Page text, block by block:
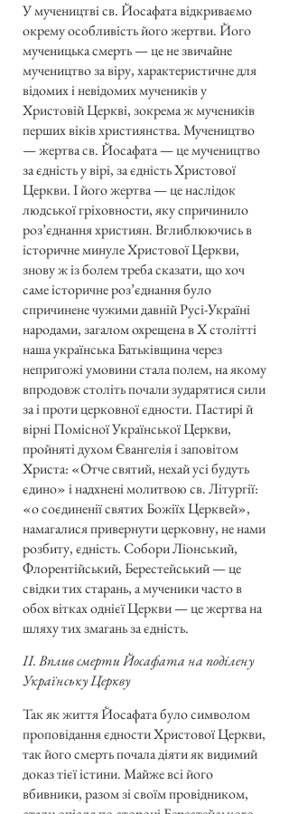
У мучеництві св. Йосафата відкриваємо
окрему особливість його жертви. Його
мученицька смерть — це не звичайне
мучеництво за віру, характеристичне для
відомих і невідомих мучеників у
Христовій Церкві, зокрема ж мучеників
перших віків християнства. Мучеництво
— жертва св. Йосафата — це мучеництво
за єдність у вірі, за єдність Христової
Церкви. І його жертва — це наслідок
людської гріховности, яку спричинило
роз’єднання християн. Вглиблюючись в
історичне минуле Христової Церкви,
знову ж із болем треба сказати, що хоч
саме історичне роз’єднання було
спричинене чужими давній Русі-Україні
народами, загалом охрещена в X столітті
наша українська Батьківщина через
непригожі умовини стала полем, на якому
впродовж століть почали зударятися сили
за і проти церковної єдности. Пастирі й
вірні Помісної Української Церкви,
пройняті духом Євангелія і заповітом
Христа: «Отче святий, нехай усі будуть
єдино» і надхнені молитвою св. Літургії:
«о соєдиненії святих Божіїх Церквей»,
намагалися привернути церковну, не нами
розбиту, єдність. Собори Ліонський,
Флорентійський, Берестейський — це
свідки тих старань, а мученики часто в
обох вітках однієї Церкви — це жертва на
шляху тих змагань за єдність.
ІІ. Вплив смерти Йосафата на поділену
Українську Церкву
Так як життя Йосафата було символом
проповідання єдности Христової Церкви,
так його смерть почала діяти як видимий
доказ тієї істини. Майже всі його
вбивники, разом зі своїм провідником,